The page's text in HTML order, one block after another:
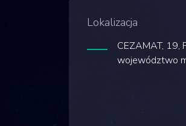
Lokalizacja
CEZAMAT, 19,
województwo